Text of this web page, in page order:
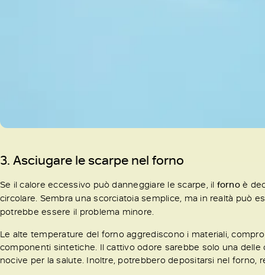
3. Asciugare le scarpe nel forno
Se il calore eccessivo può danneggiare le scarpe, il fornoè
circolare. Sembra una scorciatoia semplice, ma in realtà può
potrebbe essere il problema minore.
Le alte temperature del forno aggrediscono i materiali,
componenti sintetiche. Il cattivo odore sarebbe solo una
nocive per la salute. Inoltre, potrebbero depositarsi nel forno,